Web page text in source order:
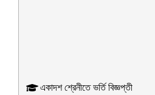
একাদশ শ্রেনীতে ভর্তি বিজ্ঞপ্তী